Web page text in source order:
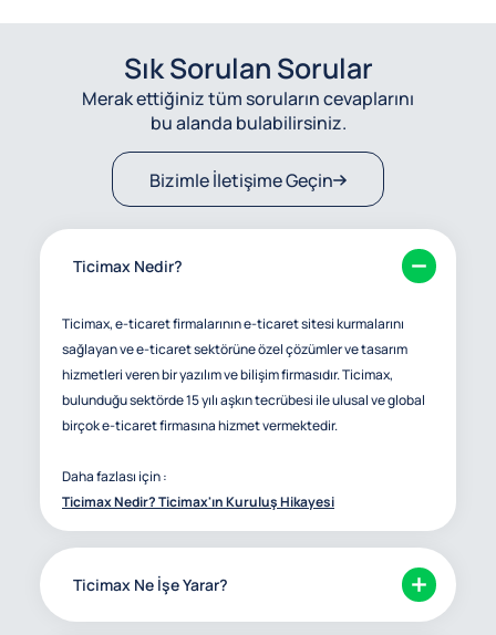
Sık Sorulan Sorular
Merak ettiğiniz tüm soruların cevaplarını
bu alanda bulabilirsiniz.
Bizimle İletişime Geçin
Ticimax Nedir?
Ticimax, e-ticaret firmalarının e-ticaret sitesi kurmalarını
sağlayan ve e-ticaret sektörüne özel çözümler ve tasarım
hizmetleri veren bir yazılım ve bilişim firmasıdır. Ticimax,
bulunduğu sektörde 15 yılı aşkın tecrübesi ile ulusal ve global
birçok e-ticaret firmasına hizmet vermektedir.
Daha fazlası için :
Ticimax Nedir? Ticimax'ın Kuruluş Hikayesi
Ticimax Ne İşe Yarar?